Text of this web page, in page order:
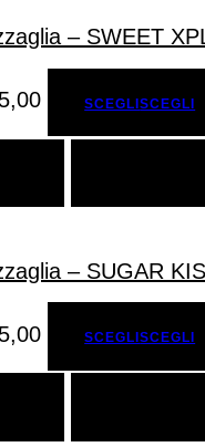
– SWEET
SCEGLISCEGLI
– SUGAR
SCEGLISCEGLI